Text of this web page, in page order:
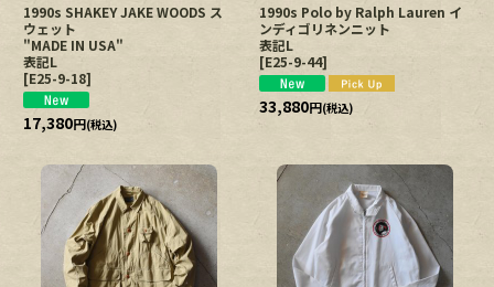
1990s SHAKEY JAKE WOODS ス
ウェット
"MADE IN USA"
表記L
[E25-9-18]
17,380円(税込)
1990s Polo by Ralph Lauren イ
ンディゴリネンニット
表記L
[E25-9-44]
33,880円(税込)